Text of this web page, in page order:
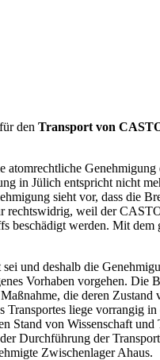
den Transport von
in Jülich entspricht nicht
sieht vor, dass die
weil der
werden. Mit
und deshalb die
Vorhaben vorgehen.
die deren
liege vorrangig
von Wissenschaft
Durchführung der
Zwischenlager Ahaus.